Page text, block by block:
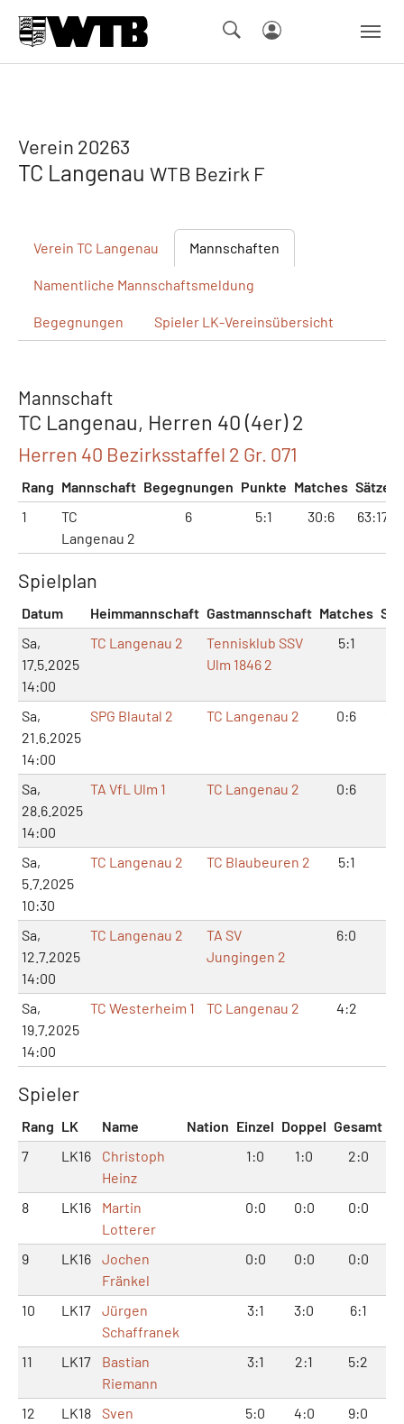
Verein 20263
TC Langenau WTB Bezirk F
Verein TC Langenau Mannschaften
Namentliche Mannschaftsmeldung
Begegnungen Spieler LK-Vereinsübersicht
Mannschaft
TC Langenau, Herren 40 (4er) 2
Herren 40 Bezirksstaffel 2 Gr. 071
Rang Mannschaft Begegnungen Punkte Matches Sätze
1
TC
Langenau 2
6 5:1 30:6 63:17
Spielplan
Datum Heimmannschaft Gastmannschaft Matches
Sa,
17.5.2025
14:00
TC Langenau 2
Tennisklub SSV
Ulm 1846 2
5:1
Sa,
21.6.2025
14:00
SPG Blautal 2 TC Langenau 2 0:6
Sa,
28.6.2025
14:00
TA VfL Ulm 1 TC Langenau 2 0:6
Sa,
5.7.2025
10:30
TC Langenau 2 TC Blaubeuren 2 5:1
Sa,
12.7.2025
14:00
TC Langenau 2
TA SV
Jungingen 2
6:0
Sa,
19.7.2025
14:00
TC Westerheim 1 TC Langenau 2 4:2
Spieler
Rang LK Name Nation Einzel Doppel Gesamt
7
LK16
Christoph
Heinz
1:0 1:0 2:0
8 LK16
Martin
Lotterer
0:0 0:0 0:0
9 LK16
Jochen
Fränkel
0:0 0:0 0:0
10 LK17
Jürgen
Schaffranek
3:1 3:0 6:1
11 LK17
Bastian
Riemann
3:1 2:1 5:2
12 LK18
Sven
5:0 4:0 9:0